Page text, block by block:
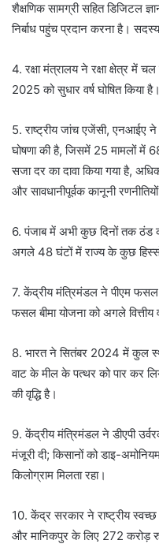
शैक्षणिक सामग्री सहित डिजिटल
निर्बाध पहुंच प्रदान करना है।
4. रक्षा मंत्रालय ने रक्षा क्षेत्र में
2025 को सुधार वर्ष घोषित किया है।
5. राष्ट्रीय जांच एजेंसी, एनआईए
घोषणा की है, जिसमें 25 मामलों में
सजा दर का दावा किया गया है,
और सावधानीपूर्वक कानूनी
6. पंजाब में अभी कुछ दिनों तक ठंड
अगले 48 घंटों में राज्य के कुछ
7. केंद्रीय मंत्रिमंडल ने पीएम फसल
फसल बीमा योजना को अगले
8. भारत ने सितंबर 2024 में कुल
वाट के मील के पत्थर को पार कर
की वृद्धि है।
9. केंद्रीय मंत्रिमंडल ने डीएपी
मंजूरी दी; किसानों को डाइ-
किलोग्राम मिलता रहा।
10. केंद्र सरकार ने राष्ट्रीय
और मानिकपुर के लिए 272 करोड़